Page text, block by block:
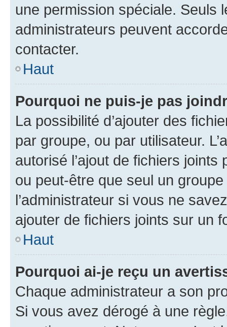
une permission spéciale. Seuls
administrateurs peuvent
contacter.
Haut
Pourquoi ne puis-je pas
La possibilité d’ajouter des
par groupe, ou par utilisateur.
autorisé l’ajout de fichiers
ou peut-être que seul un
l’administrateur si vous ne
ajouter de fichiers joints sur un
Haut
Pourquoi ai-je reçu un
Chaque administrateur a son
Si vous avez dérogé à une